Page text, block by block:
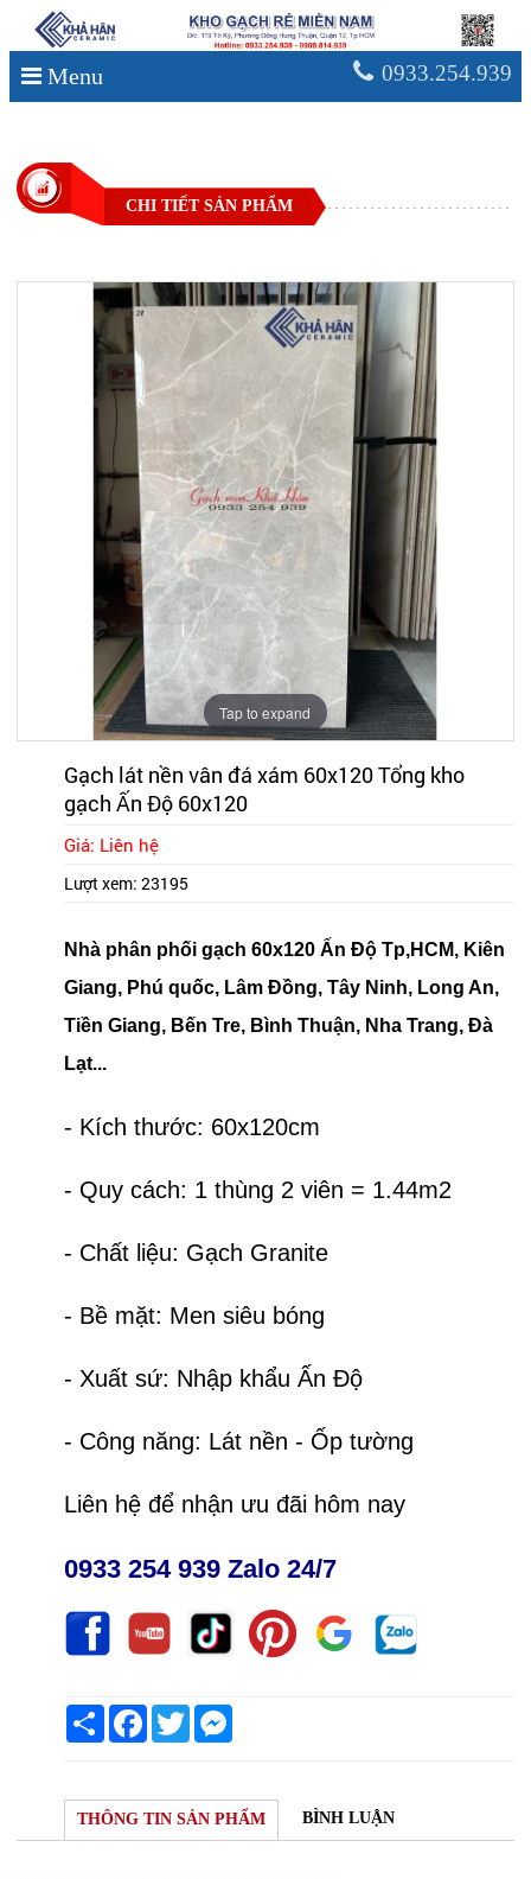
Menu 0933.254.939
CHI TIẾT SẢN PHẨM
Tap to expand
Gạch lát nền vân đá xám 60x120 Tổng kho
gạch Ấn Độ 60x120
Giá: Liên hệ
Lượt xem: 23195
Nhà phân phối gạch 60x120 Ấn Độ Tp,HCM, Kiên
Giang, Phú quốc, Lâm Đồng, Tây Ninh, Long An,
Tiền Giang, Bến Tre, Bình Thuận, Nha Trang, Đà
Lạt...
- Kích thước: 60x120cm
- Quy cách: 1 thùng 2 viên = 1.44m2
- Chất liệu: Gạch Granite
- Bề mặt: Men siêu bóng
- Xuất sứ: Nhập khẩu Ấn Độ
- Công năng: Lát nền - Ốp tường
Liên hệ để nhận ưu đãi hôm nay
0933 254 939 Zalo 24/7
Share Facebook
Twitter
THÔNG TIN SẢN PHẨM BÌNH LUẬN